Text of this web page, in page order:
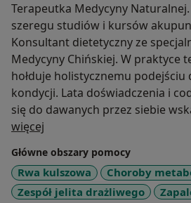
Terapeutka Medycyny
szeregu studiów i kursów
Konsultant dietetyczny ze
Medycyny Chińskiej. W praktyce
hołduje holistycznemu
kondycji. Lata doświadczenia i
się do dawanych przez siebie
jej skutecznie pomagać
schorzenia metaboliczne,
ruchu, migreny i wiele innych.
uznanych autorytetów z
Naturalnej jak dr n. med. Wiesław
więcej
Główne obszary pomocy
Rwa kulszowa Choroby
Zespół jelita drażliwego